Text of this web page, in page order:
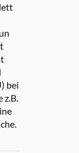
bei
z.B.